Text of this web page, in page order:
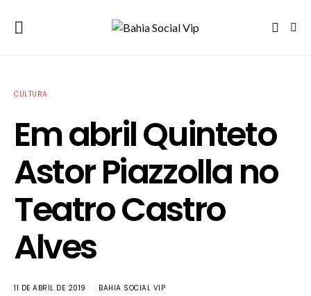
CULTURA
Em abril Quinteto
Astor Piazzolla no
Teatro Castro
Alves
11 DE ABRIL DE 2019 BAHIA SOCIAL VIP